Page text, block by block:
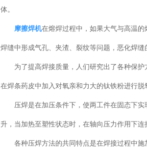
体。
摩擦焊机在熔焊过程中，如果大气与高温
焊缝中形成气孔、夹渣、裂纹等问题，恶化焊缝
为了提高焊接质量，人们研究出了各种保护
在焊条药皮中加入对氧亲和力大的钛铁粉进行
压焊是在加压条件下，使两工件在固态下实
升，当加热至塑性状态时，在轴向压力作用下连
各种压焊方法的共同特点是在焊接过程中施